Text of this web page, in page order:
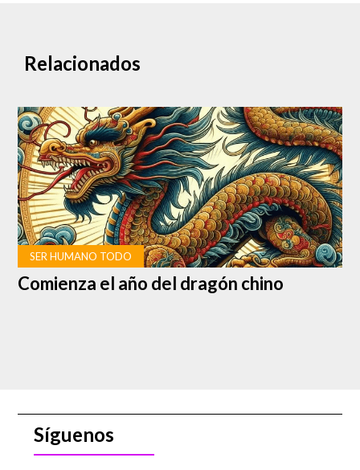
conocemos comoaño bisiesto
cero no sean bisiestos, a menos que sean múltiplos de
400. De esta forma, quedan eliminados tres días cada
400 años.
Relacionados
SER HUMANO TODO
Comienza el año del dragón chino
Síguenos